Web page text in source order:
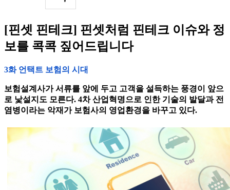
[핀셋 핀테크] 핀셋처럼 핀테크 이슈와 정
보를 콕콕 짚어드립니다
3화 언택트 보험의 시대
보험설계사가 서류를 앞에 두고 고객을 설득하는 풍경이 앞으
로 낯설지도 모른다. 4차 산업혁명으로 인한 기술의 발달과 전
염병이라는 악재가 보험사의 영업환경을 바꾸고 있다.